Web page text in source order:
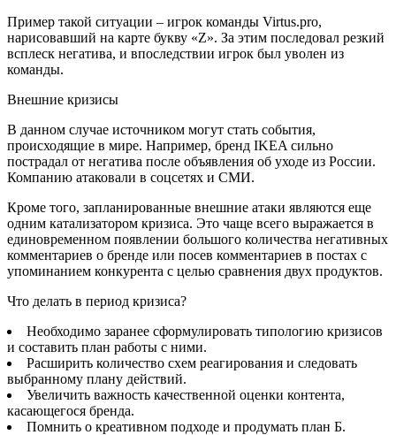
Пример такой ситуации – игрок команды Virtus.pro,
нарисовавший на карте букву «Z». За этим последовал резкий
всплеск негатива, и впоследствии игрок был уволен из
команды.
Внешние кризисы
В данном случае источником могут стать события,
происходящие в мире. Например, бренд IKEA сильно
пострадал от негатива после объявления об уходе из России.
Компанию атаковали в соцсетях и СМИ.
Кроме того, запланированные внешние атаки являются еще
одним катализатором кризиса. Это чаще всего выражается в
единовременном появлении большого количества негативных
комментариев о бренде или посев комментариев в постах с
упоминанием конкурента с целью сравнения двух продуктов.
Что делать в период кризиса?
Необходимо заранее сформулировать типологию кризисов
и составить план работы с ними.
Расширить количество схем реагирования и следовать
выбранному плану действий.
Увеличить важность качественной оценки контента,
касающегося бренда.
Помнить о креативном подходе и продумать план Б.